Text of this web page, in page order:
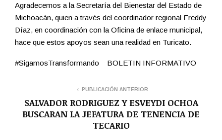
Agradecemos a la Secretaría del Bienestar del Estado de
Michoacán, quien a través del coordinador regional Freddy
Díaz, en coordinación con la Oficina de enlace municipal,
hace que estos apoyos sean una realidad en Turicato.
#SigamosTransformando BOLETIN INFORMATIVO
PUBLICACIÓN ANTERIOR
SALVADOR RODRIGUEZ Y ESVEYDI OCHOA
BUSCARAN LA JEFATURA DE TENENCIA DE
TECARIO